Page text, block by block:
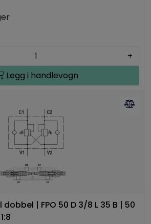
+
Legg i handlevogn
| FPO 50 D 3/8 L 35 B | 50